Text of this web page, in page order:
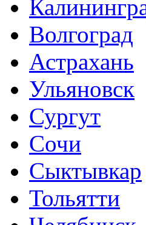
Волгоград
Астрахань
Ульяновск
Сургут
Сочи
Сыктывкар
Тольятти